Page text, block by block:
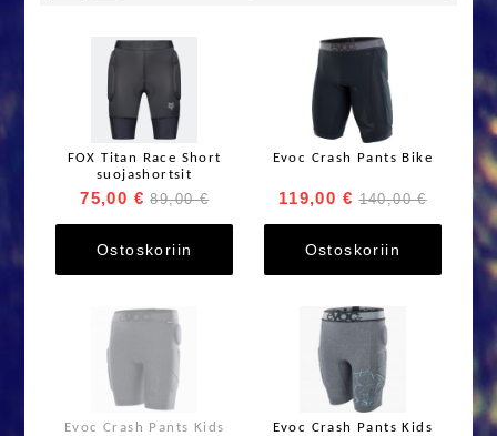
FOX Titan Race Short
suojashortsit
75,00 € 89,00 €
Ostoskoriin
Evoc Crash Pants Bike
119,00 € 140,00 €
Ostoskoriin
Evoc Crash Pants Kids
Evoc Crash Pants Kids